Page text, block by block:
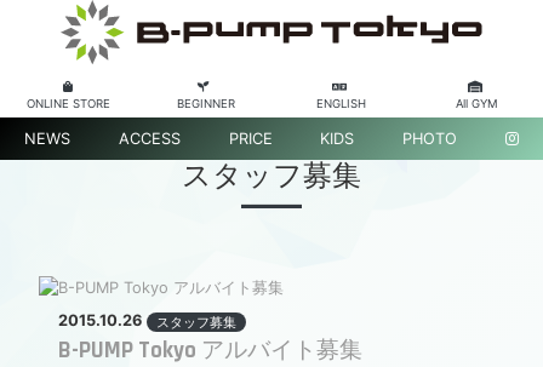
ONLINE STORE BEGINNER ENGLISH All GYM
NEWS ACCESS PRICE KIDS PHOTO
スタッフ募集
2015.10.26 スタッフ募集
B-PUMP Tokyo アルバイト募集